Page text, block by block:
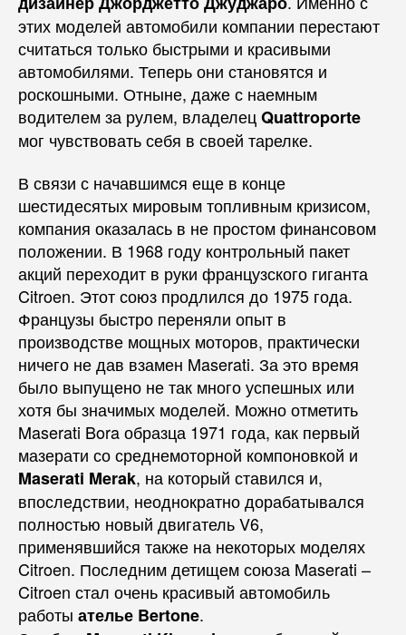
этих моделей автомобили компании перестают
считаться только быстрыми и красивыми
автомобилями. Теперь они становятся и
роскошными. Отныне, даже с наемным
водителем за рулем, владелецQuattroporte
мог чувствовать себя в своей тарелке.
В связи с начавшимся еще в конце
шестидесятых мировым топливным кризисом,
компания оказалась в не простом финансовом
положении. В 1968 году контрольный пакет
акций переходит в руки французского гиганта
Citroen. Этот союз продлился до 1975 года.
Французы быстро переняли опыт в
производстве мощных моторов, практически
ничего не дав взамен Maserati. За это время
было выпущено не так много успешных или
хотя бы значимых моделей. Можно отметить
Maserati Bora образца 1971 года, как первый
мазерати со среднемоторной компоновкой и
Maserati Merak, на который ставился и,
впоследствии, неоднократно дорабатывался
полностью новый двигатель V6,
применявшийся также на некоторых моделях
Citroen. Последним детищем союза Maserati –
Citroen стал очень красивый автомобиль
работы ателье Bertone.